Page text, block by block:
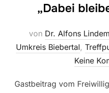
„Dabei
von Dr. Alfons
Umkreis Biebertal,
Keine
Gastbeitrag vom